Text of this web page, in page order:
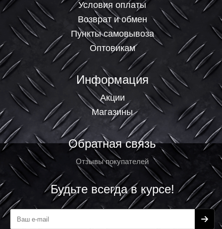
Условия оплаты
Возврат и обмен
Пункты самовывоза
Оптовикам
Информация
Акции
Магазины
Обратная связь
Отзывы покупателей
Будьте всегда в курсе!